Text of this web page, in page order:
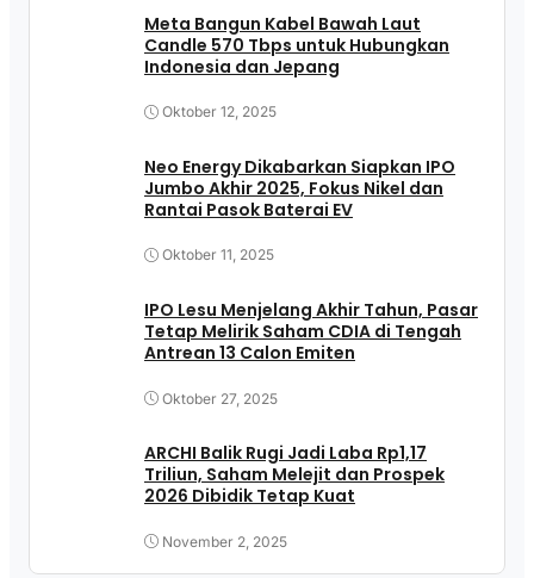
Meta Bangun Kabel Bawah Laut
Candle 570 Tbps untuk Hubungkan
Indonesia dan Jepang
Oktober 12, 2025
Neo Energy Dikabarkan Siapkan IPO
Jumbo Akhir 2025, Fokus Nikel dan
Rantai Pasok Baterai EV
Oktober 11, 2025
IPO Lesu Menjelang Akhir Tahun, Pasar
Tetap Melirik Saham CDIA di Tengah
Antrean 13 Calon Emiten
Oktober 27, 2025
ARCHI Balik Rugi Jadi Laba Rp1,17
Triliun, Saham Melejit dan Prospek
2026 Dibidik Tetap Kuat
November 2, 2025